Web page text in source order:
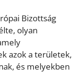
Bizottság
olyan
azok a területek,
és melyekben